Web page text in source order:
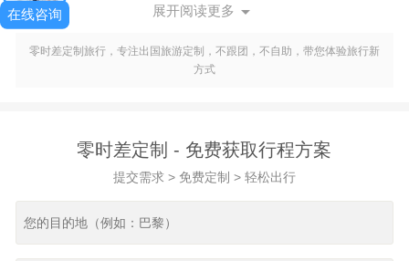
展开阅读更多 
零时差定制旅行，专注出国旅游定制，不跟团，不自助，带您体验旅行新
方式
零时差定制 - 免费获取行程方案
提交需求 > 免费定制 > 轻松出行
在线咨询